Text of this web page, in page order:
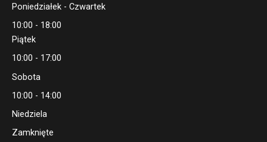
Poniedziałek - Czwartek
10:00 - 18:00
Piątek
10:00 - 17:00
Sobota
10:00 - 14:00
Niedziela
Zamknięte